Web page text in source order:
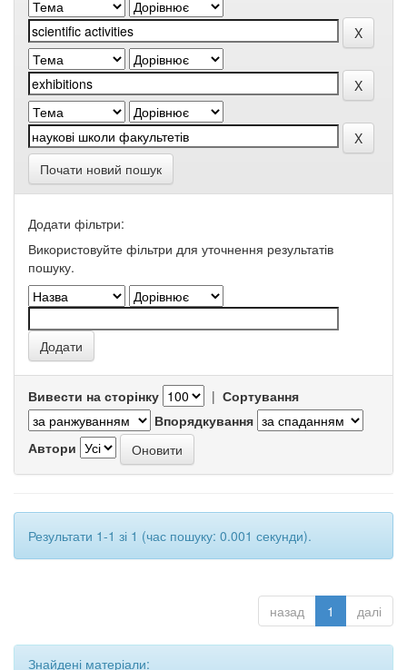
Почати новий пошук
Додати фільтри:
Використовуйте фільтри для уточнення результатів
пошуку.
Вивести на сторінку | Сортування
Впорядкування
Автори
Результати 1-1 зі 1 (час пошуку: 0.001 секунди).
назад 1 далі
Знайдені матеріали: